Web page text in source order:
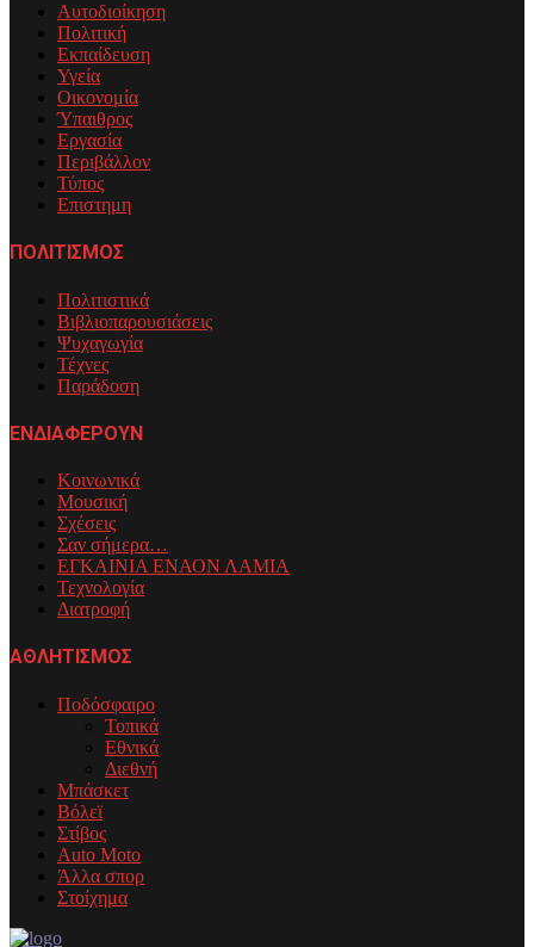
Αυτοδιοίκηση
Πολιτική
Εκπαίδευση
Υγεία
Οικονομία
Ύπαιθρος
Εργασία
Περιβάλλον
Τύπος
Επιστημη
ΠΟΛΙΤΙΣΜΟΣ
Πολιτιστικά
Βιβλιοπαρουσιάσεις
Ψυχαγωγία
Τέχνες
Παράδοση
ΕΝΔΙΑΦΕΡΟΥΝ
Κοινωνικά
Μουσική
Σχέσεις
Σαν σήμερα…
ΕΓΚΑΙΝΙΑ ΕΝΑΟΝ ΛΑΜΙΑ
Τεχνολογία
Διατροφή
ΑΘΛΗΤΙΣΜΟΣ
Ποδόσφαιρο
Τοπικά
Εθνικά
Διεθνή
Μπάσκετ
Βόλεϊ
Στίβος
Auto Moto
Άλλα σπορ
Στοίχημα